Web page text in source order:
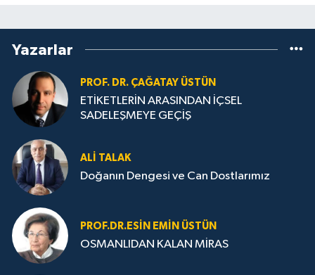
Yazarlar
PROF. DR. ÇAĞATAY ÜSTÜN
ETİKETLERİN ARASINDAN İÇSEL
SADELEŞMEYE GEÇİŞ
ALI TALAK
Doğanın Dengesi ve Can Dostlarımız
PROF.DR.ESIN EMIN ÜSTÜN
OSMANLIDAN KALAN MİRAS